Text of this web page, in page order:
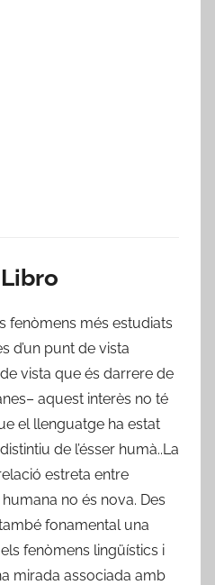
fenòmens més estudiats
d’un punt de vista
vista que és darrere de
aquest interès no té
el llenguatge ha estat
de l’ésser humà..La
estreta entre
no és nova. Des
fonamental una
fenòmens lingüístics i
mirada associada amb